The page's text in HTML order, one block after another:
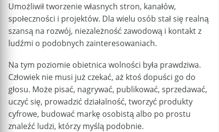
Umożliwił tworzenie własnych stron, kanałów,
społeczności i projektów. Dla wielu osób stał się realną
szansą na rozwój, niezależność zawodową i kontakt z
ludźmi o podobnych zainteresowaniach.
Na tym poziomie obietnica wolności była prawdziwa.
Człowiek nie musi już czekać, aż ktoś dopuści go do
głosu. Może pisać, nagrywać, publikować, sprzedawać,
uczyć się, prowadzić działalność, tworzyć produkty
cyfrowe, budować markę osobistą albo po prostu
znaleźć ludzi, którzy myślą podobnie.